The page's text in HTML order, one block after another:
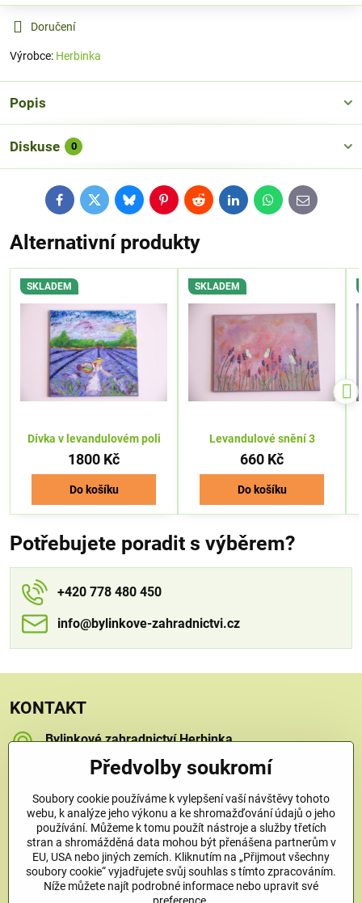
Doručení
Výrobce: Herbinka
Popis
Diskuse 0
FacebookTwitterBlueskyPinterestRedditLinkedInWhatsApp
E-
mail
Alternativní produkty
SKLADEM
Dívka v levandulovém poli
1800 Kč
Do košíku
SKLADEM
Levandulové snění 3
660 Kč
Do košíku
Potřebujete poradit s výběrem?
+420 778 480 450
info​​@bylinkove-zahradnictvi​​.cz
KONTAKT
Bylinkové zahradnictví Herbinka
Na Křečku 346
+420 778 480 450
info​@bylinkove-zahradnictvi​.cz
Co u nás najdete
Předvolby soukromí
Soubory cookie používáme k vylepšení vaší návštěvy tohoto
webu, k analýze jeho výkonu a ke shromažďování údajů o jeho
používání. Můžeme k tomu použít nástroje a služby třetích
stran a shromážděná data mohou být přenášena partnerům v
EU, USA nebo jiných zemích. Kliknutím na „Přijmout všechny
soubory cookie“ vyjadřujete svůj souhlas s tímto zpracováním.
Níže můžete najít podrobné informace nebo upravit své